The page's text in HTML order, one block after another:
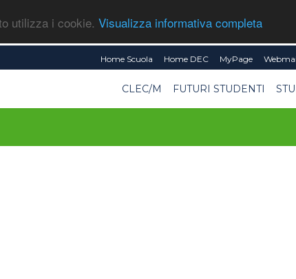
utilizza i cookie. Visualizza informativa completa
Home Scuola Home DEC MyPage
CLEC/M FUTURI STUDENTI